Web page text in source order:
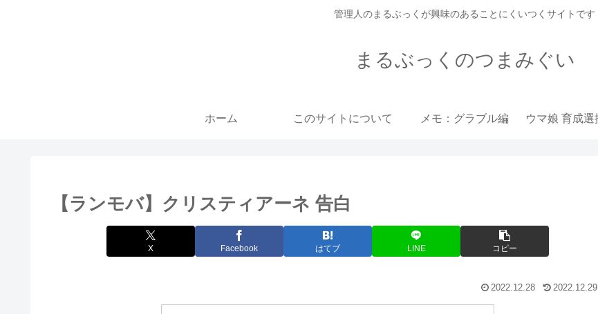
管理人のまるぶっくが興味のあることにくいつくサイトです
まるぶっくのつまみぐい
ホーム このサイトについて メモ：グラブル編
【ランモバ】クリスティアーネ 告白
X Facebook はてブ LINE コピー
2022.12.28 2022.12.29